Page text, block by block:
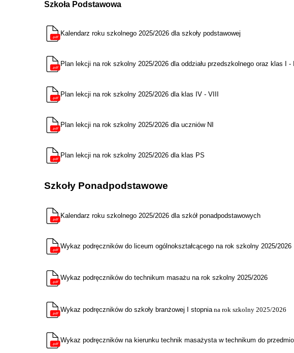
Szkoła Podstawowa
Kalendarz roku szkolnego 2025/2026 dla szkoły podstawowej
Plan lekcji na rok szkolny 2025/2026 dla oddziału przedszkolnego oraz klas I -
Plan lekcji na rok szkolny 2025/2026 dla klas IV - VIII
Plan lekcji na rok szkolny 2025/2026 dla uczniów NI
Plan lekcji na rok szkolny 2025/2026 dla klas PS
Szkoły Ponadpodstawowe
Kalendarz roku szkolnego 2025/2026 dla szkół ponadpodstawowych
Wykaz podręczników do liceum ogólnokształcącego na rok szkolny 2025/2026
Wykaz podręczników do technikum masażu na rok szkolny 2025/2026
Wykaz podręczników do szkoły branżowej I stopnia na rok szkolny 2025/2026
Wykaz podręczników na kierunku technik masażysta w technikum do